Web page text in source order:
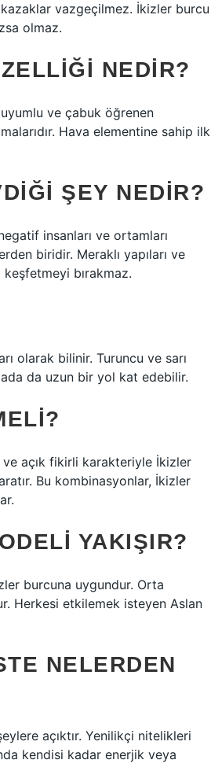
vazgeçilmez. İkizler burcu
olmaz.
NEDIR?
ve çabuk öğrenen
Hava elementine sahip ilk
ŞEY NEDIR?
insanları ve ortamları
biridir. Meraklı yapıları ve
bırakmaz.
olarak bilinir. Turuncu ve sarı
da uzun bir yol kat edebilir.
ve açık fikirli karakteriyle İkizler
Bu kombinasyonlar, İkizler
YAKIŞIR?
burcuna uygundur. Orta
Herkesi etkilemek isteyen Aslan
NELERDEN
açıktır. Yenilikçi nitelikleri
kendisi kadar enerjik veya